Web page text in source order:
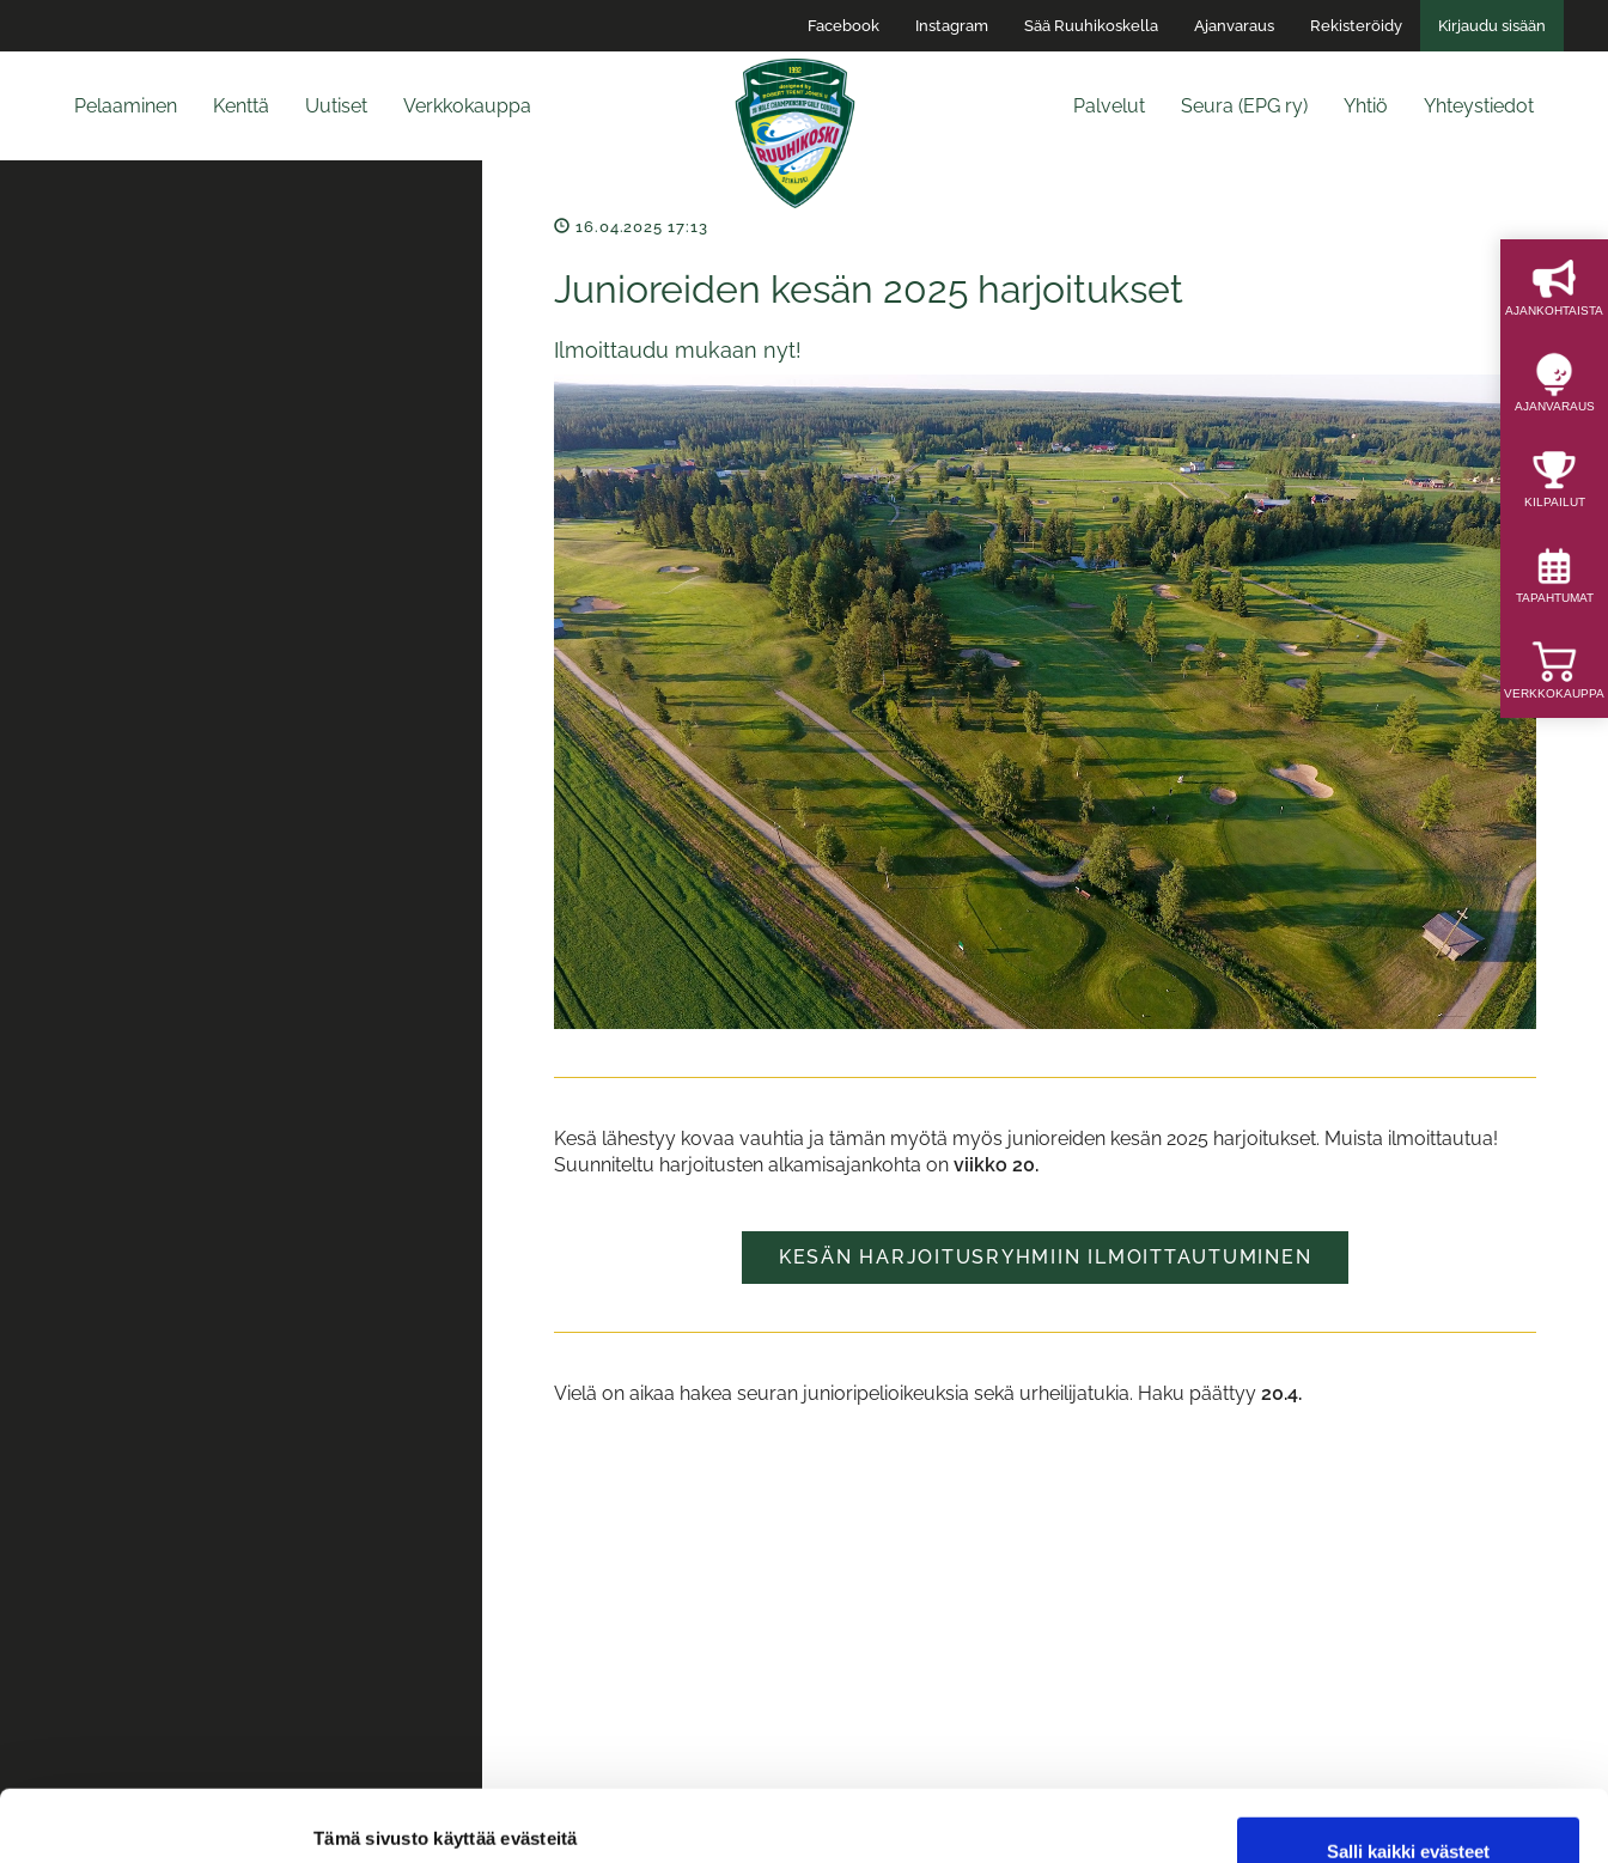
Tämä sivusto käyttää evästeitä
Salli kaikki evästeet
Facebook Instagram Sää Ruuhikoskella Ajanvaraus Rekisteröidy Kirjaudu sisään
Pelaaminen Kenttä Uutiset Verkkokauppa Yhteystiedot
Yhtiö
Seura (EPG ry)
Palvelut
AJAN­KOHTAISTA
AJAN­VARAUS
KILPAILUT
TAPAHTUMAT
VERKKOKAUPPA
16.04.2025 17:13
Junioreiden kesän 2025 harjoitukset
Ilmoittaudu mukaan nyt!
Kesä lähestyy kovaa vauhtia ja tämän myötä myös junioreiden kesän 2025 harjoitukset. Muista ilmoittautua!
Suunniteltu harjoitusten alkamisajankohta onviikko 20.
KESÄN HARJOITUSRYHMIIN ILMOITTAUTUMINEN
Vielä on aikaa hakea seuran junioripelioikeuksia sekä urheilijatukia. Haku päättyy20.4.